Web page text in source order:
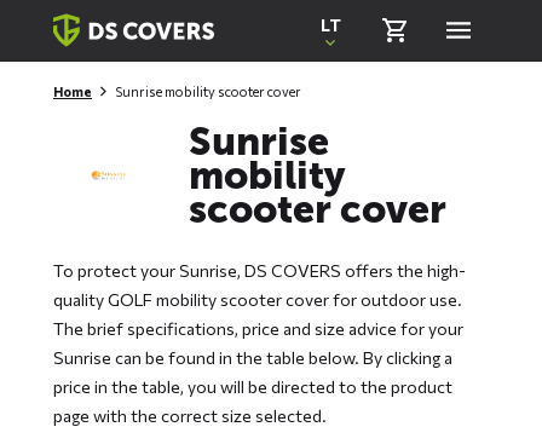
Skiplinks
LT
Home Sunrise mobility scooter cover
Sunrise
mobility
scooter cover
To protect your Sunrise, DS COVERS offers the high-
quality GOLF mobility scooter cover for outdoor use.
The brief specifications, price and size advice for your
Sunrise can be found in the table below. By clicking a
price in the table, you will be directed to the product
page with the correct size selected.